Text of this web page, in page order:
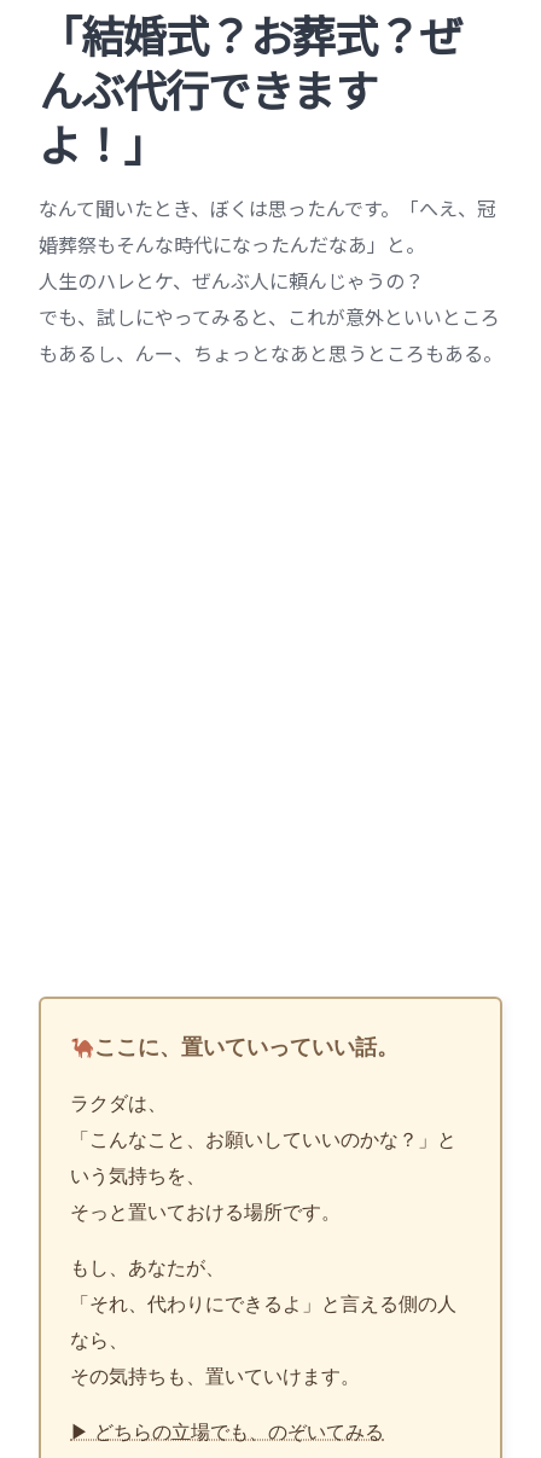
「結婚式？お葬式？ぜ
んぶ代行できます
よ！」
なんて聞いたとき、ぼくは思ったんです。「へえ、冠
婚葬祭もそんな時代になったんだなあ」と。
人生のハレとケ、ぜんぶ人に頼んじゃうの？
でも、試しにやってみると、これが意外といいところ
もあるし、んー、ちょっとなあと思うところもある。
ここに、置いていっていい話。
ラクダは、
「こんなこと、お願いしていいのかな？」と
いう気持ちを、
そっと置いておける場所です。
もし、あなたが、
「それ、代わりにできるよ」と言える側の人
なら、
その気持ちも、置いていけます。
▶ どちらの立場でも、のぞいてみる